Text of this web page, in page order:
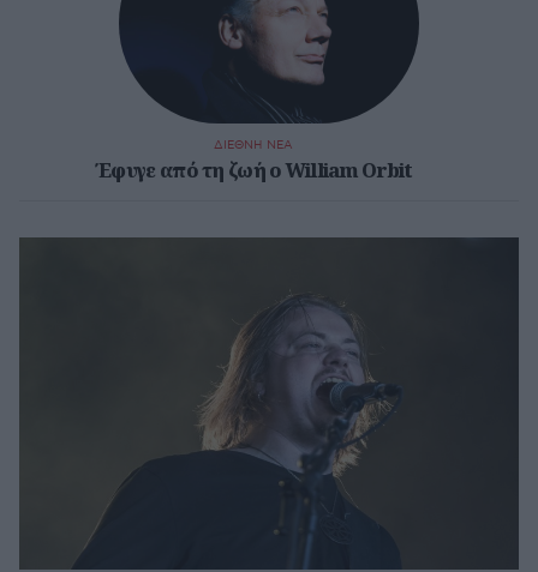
ΔΙΕΘΝΗ ΝΕΑ
Έφυγε από τη ζωή ο William Orbit